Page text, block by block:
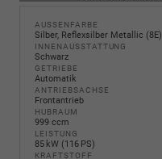
AUSSENFARBE
Silber, Reflexsilber Metallic (8E)
INNENAUSSTATTUNG
Schwarz
GETRIEBE
Automatik
ANTRIEBSACHSE
Frontantrieb
HUBRAUM
999 ccm
LEISTUNG
85 kW (116 PS)
KRAFTSTOFF